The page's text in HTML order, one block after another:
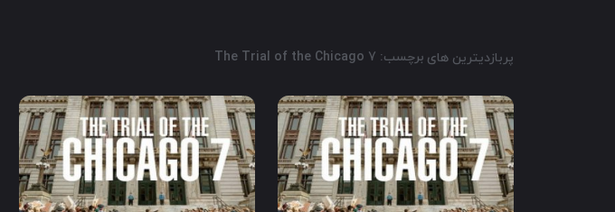
پربازدیترین های برچسب: The Trial of the Chicago 7